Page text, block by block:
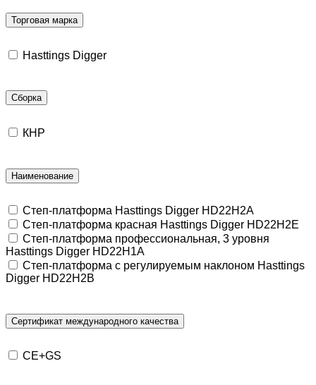
Торговая марка
Hasttings Digger
Сборка
КНР
Наименование
Степ-платформа Hasttings Digger HD22H2A
Степ-платформа красная Hasttings Digger HD22H2E
Степ-платформа профессиональная, 3 уровня
Hasttings Digger HD22H1A
Степ-платформа с регулируемым наклоном Hasttings
Digger HD22H2B
Сертификат международного качества
CE+GS